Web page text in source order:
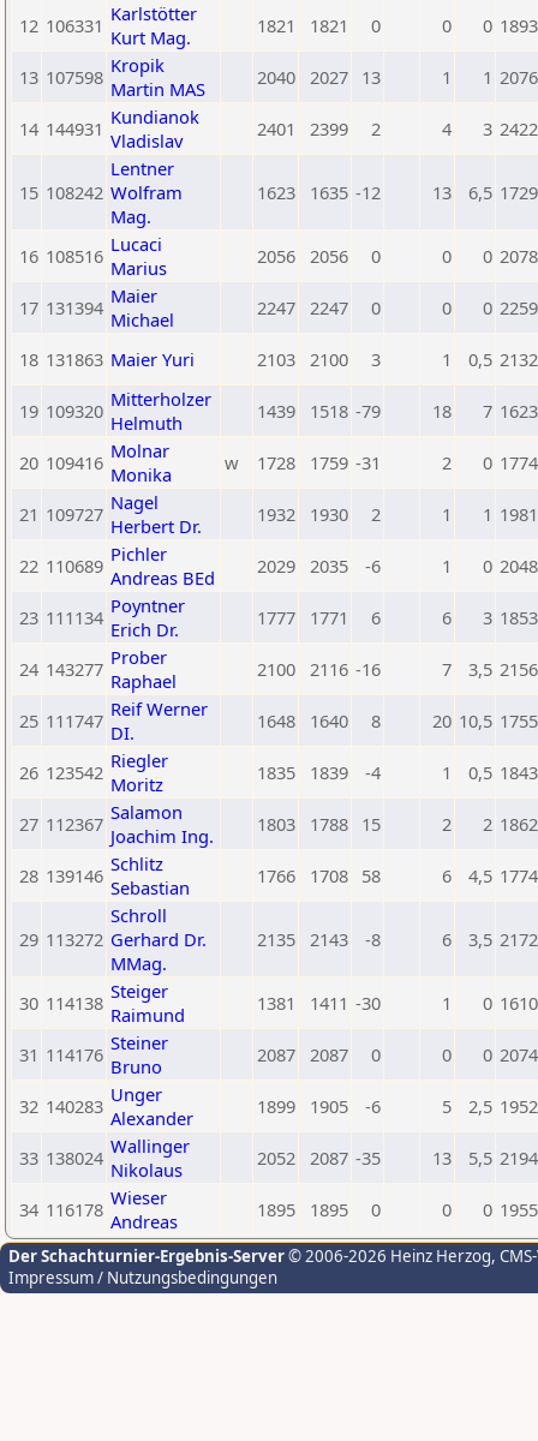
12 106331 Karlstötter
Kurt Mag.
1821 1821 0 0 0 1893
13 107598 Kropik
Martin MAS
2040 2027 13 1 1 2076
14 144931 Kundianok
Vladislav
2401 2399 2 4 3 2422
15 108242
Lentner
Wolfram
Mag.
1623 1635 -12 13 6,5 1729
16 108516 Lucaci
Marius
2056 2056 0 0 0 2078
17 131394 Maier
Michael
2247 2247 0 0 0 2259
18 131863 Maier Yuri 2103 2100 3 1 0,5 2132
19 109320 Mitterholzer
Helmuth
1439 1518 -79 18 7 1623
20 109416 Molnar
Monika
w 1728 1759 -31 2 0 1774
21 109727 Nagel
Herbert Dr.
1932 1930 2 1 1 1981
22 110689 Pichler
Andreas BEd
2029 2035 -6 1 0 2048
23 111134 Poyntner
Erich Dr.
1777 1771 6 6 3 1853
24 143277 Prober
Raphael
2100 2116 -16 7 3,5 2156
25 111747 Reif Werner
DI.
1648 1640 8 20 10,5 1755
26 123542 Riegler
Moritz
1835 1839 -4 1 0,5 1843
27 112367 Salamon
Joachim Ing.
1803 1788 15 2 2 1862
28 139146 Schlitz
Sebastian
1766 1708 58 6 4,5 1774
29 113272
Schroll
Gerhard Dr.
MMag.
2135 2143 -8 6 3,5 2172
30 114138 Steiger
Raimund
1381 1411 -30 1 0 1610
31 114176 Steiner
Bruno
2087 2087 0 0 0 2074
32 140283 Unger
Alexander
1899 1905 -6 5 2,5 1952
33 138024 Wallinger
Nikolaus
2052 2087 -35 13 5,5 2194
34 116178 Wieser
Andreas
1895 1895 0 0 0 1955
Der Schachturnier-Ergebnis-Server© 2006-2026 Heinz Herzog,
Impressum / Nutzungsbedingungen